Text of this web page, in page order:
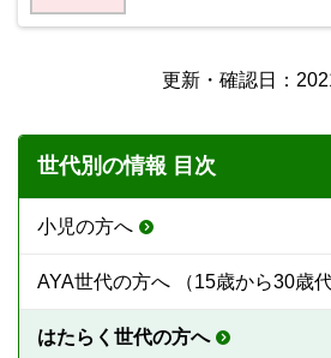
更新・確認日：
世代別の情報 目次
小児の方へ
AYA世代の方へ （15歳から30歳代
はたらく世代の方へ